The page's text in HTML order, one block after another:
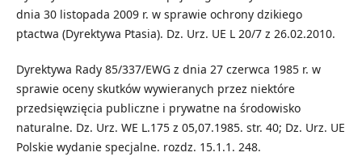
dnia 30 listopada 2009 r. w sprawie ochrony dzikiego
ptactwa (Dyrektywa Ptasia). Dz. Urz. UE L 20/7 z 26.02.2010.
Dyrektywa Rady 85/337/EWG z dnia 27 czerwca 1985 r. w
sprawie oceny skutków wywieranych przez niektóre
przedsięwzięcia publiczne i prywatne na środowisko
naturalne. Dz. Urz. WE L.175 z 05,07.1985. str. 40; Dz. Urz. UE
Polskie wydanie specjalne. rozdz. 15.1.1. 248.